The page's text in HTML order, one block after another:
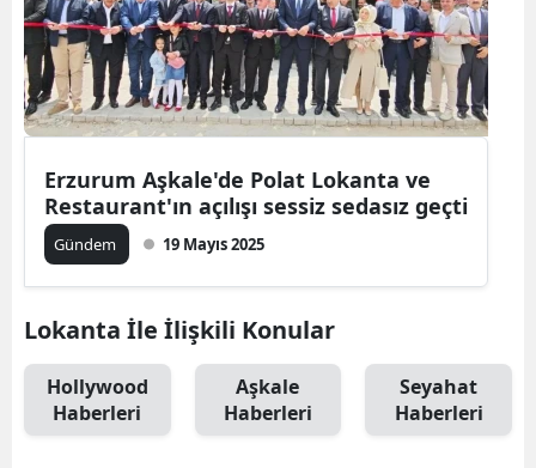
Erzurum Aşkale'de Polat Lokanta ve
Restaurant'ın açılışı sessiz sedasız geçti
Gündem 19 Mayıs 2025
Lokanta İle İlişkili Konular
Hollywood
Haberleri
Aşkale
Haberleri
Seyahat
Haberleri